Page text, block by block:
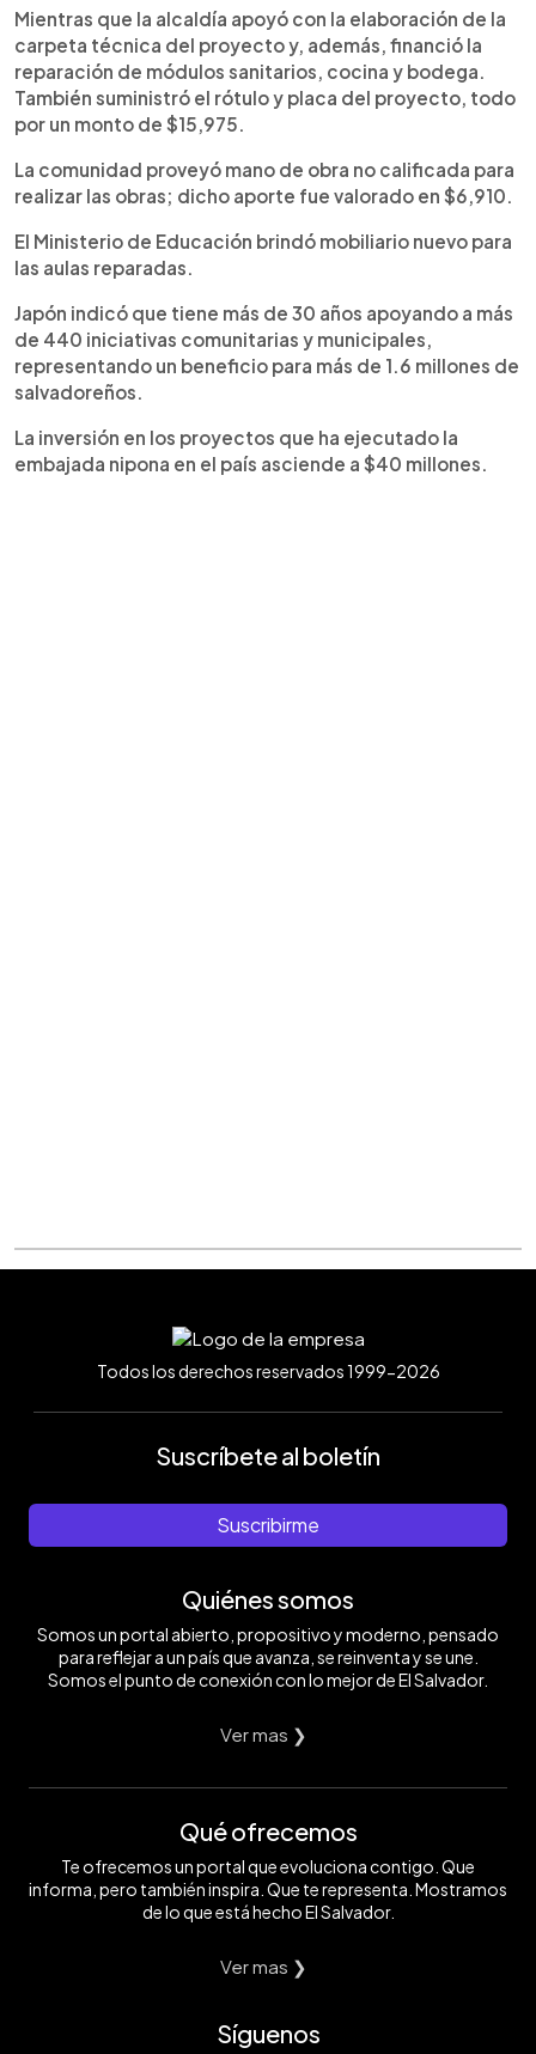
Mientras que la alcaldía apoyó con la elaboración de la
carpeta técnica del proyecto y, además, financió la
reparación de módulos sanitarios, cocina y bodega.
También suministró el rótulo y placa del proyecto, todo
por un monto de $15,975.
La comunidad proveyó mano de obra no calificada para
realizar las obras; dicho aporte fue valorado en $6,910.
El Ministerio de Educación brindó mobiliario nuevo para
las aulas reparadas.
Japón indicó que tiene más de 30 años apoyando a más
de 440 iniciativas comunitarias y municipales,
representando un beneficio para más de 1.6 millones de
salvadoreños.
La inversión en los proyectos que ha ejecutado la
embajada nipona en el país asciende a $40 millones.
Todos los derechos reservados 1999-2026
Suscríbete al boletín
Suscribirme
Quiénes somos
Somos un portal abierto, propositivo y moderno, pensado
para reflejar a un país que avanza, se reinventa y se une.
Somos el punto de conexión con lo mejor de El Salvador.
Ver mas ❯
Qué ofrecemos
Te ofrecemos un portal que evoluciona contigo. Que
informa, pero también inspira. Que te representa. Mostramos
de lo que está hecho El Salvador.
Ver mas ❯
Síguenos